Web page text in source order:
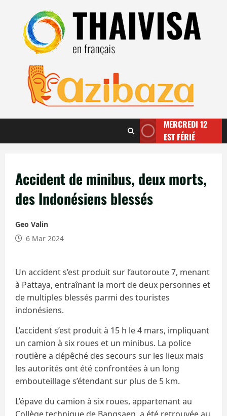
contenu
MERCREDI 12
EST FÉRIÉ
Accident de minibus, deux morts,
des Indonésiens blessés
Geo Valin
6 Mar 2024
Un accident s’est produit sur l’autoroute 7, menant
à Pattaya, entraînant la mort de deux personnes et
de multiples blessés parmi des touristes
indonésiens.
L’accident s’est produit à 15 h le 4 mars, impliquant
un camion à six roues et un minibus. La police
routière a dépêché des secours sur les lieux mais
les autorités ont été confrontées à un long
embouteillage s’étendant sur plus de 5 km.
L’épave du camion à six roues, appartenant au
Collège technique de Bangsaen, a été retrouvée au